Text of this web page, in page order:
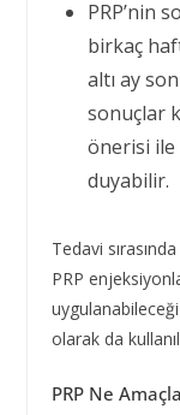
PRP’nin
birkaç
altı ay
sonuçlar
önerisi ile
duyabilir.
Tedavi
PRP
olarak da
PRP Ne